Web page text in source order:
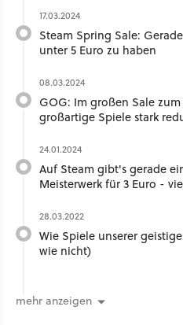
17.03.2024
Steam Spring Sale:
unter 5 Euro zu haben
08.03.2024
GOG: Im großen Sale
großartige Spiele stark
24.01.2024
Auf Steam gibt's gerade
Meisterwerk für 3 Euro -
28.03.2022
Wie Spiele unserer
wie nicht)
mehr anzeigen